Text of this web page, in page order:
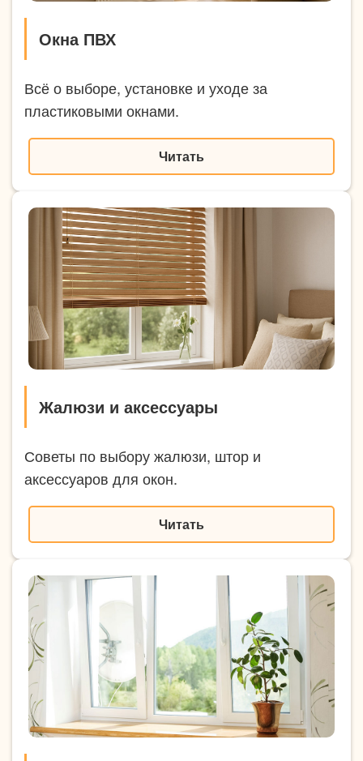
Окна ПВХ
Всё о выборе, установке и уходе за
пластиковыми окнами.
Читать
Жалюзи и аксессуары
Советы по выбору жалюзи, штор и
аксессуаров для окон.
Читать